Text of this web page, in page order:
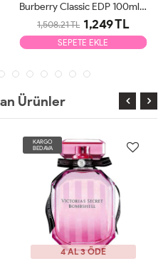
Burberry Classic EDP 100ml Kadın Parfüm Tester
1,508.21 TL 1,249 TL
SEPETE EKLE
Ürünler
KARGO
BEDAVA
4 AL 3 ÖDE